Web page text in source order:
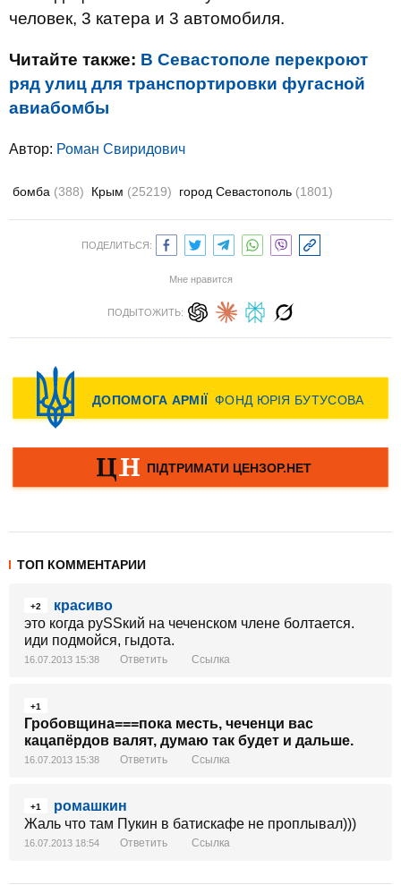
человек, 3 катера и 3 автомобиля.
Читайте также: В Севастополе перекроют
ряд улиц для транспортировки фугасной
авиабомбы
Автор: Роман Свиридович
бомба (388) Крым (25219) город Севастополь (1801)
ПОДЕЛИТЬСЯ:
Мне нравится
ПОДЫТОЖИТЬ:
ТОП КОММЕНТАРИИ
+2
красиво
это когда руSSкий на чеченском члене болтается.
иди подмойся, гыдота.
16.07.2013 15:38 Ответить Ссылка
+1
Гробовщина===пока месть, чеченци вас
кацапёрдов валят, думаю так будет и дальше.
16.07.2013 15:38 Ответить Ссылка
+1
ромашкин
Жаль что там Пукин в батискафе не проплывал)))
16.07.2013 18:54 Ответить Ссылка